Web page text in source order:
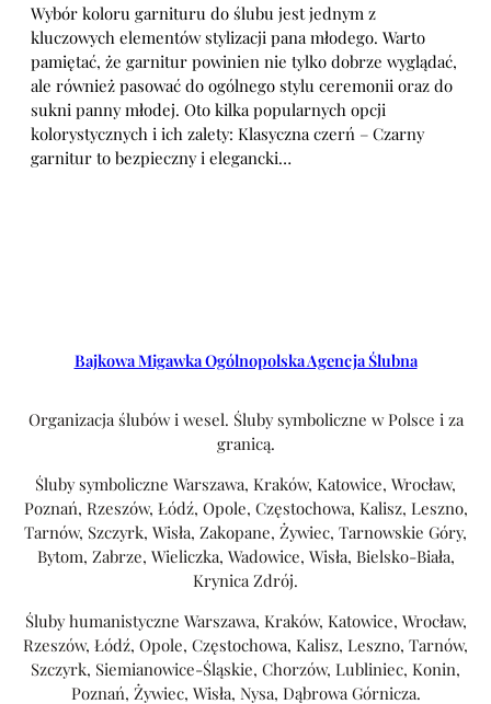
Wybór koloru garnituru do ślubu jest jednym z
kluczowych elementów stylizacji pana młodego. Warto
pamiętać, że garnitur powinien nie tylko dobrze wyglądać,
ale również pasować do ogólnego stylu ceremonii oraz do
sukni panny młodej. Oto kilka popularnych opcji
kolorystycznych i ich zalety: Klasyczna czerń – Czarny
garnitur to bezpieczny i elegancki…
Bajkowa Migawka Ogólnopolska Agencja Ślubna
Organizacja ślubów i wesel. Śluby symboliczne w Polsce i za
granicą.
Śluby symboliczne Warszawa, Kraków, Katowice, Wrocław,
Poznań, Rzeszów, Łódź, Opole, Częstochowa, Kalisz, Leszno,
Tarnów, Szczyrk, Wisła, Zakopane, Żywiec, Tarnowskie Góry,
Bytom, Zabrze, Wieliczka, Wadowice, Wisła, Bielsko-Biała,
Krynica Zdrój.
Śluby humanistyczne Warszawa, Kraków, Katowice, Wrocław,
Rzeszów, Łódź, Opole, Częstochowa, Kalisz, Leszno, Tarnów,
Szczyrk, Siemianowice-Śląskie, Chorzów, Lubliniec, Konin,
Poznań, Żywiec, Wisła, Nysa, Dąbrowa Górnicza.